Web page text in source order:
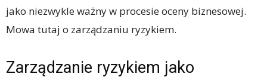
jako niezwykle ważny w procesie oceny biznesowej.
Mowa tutaj o zarządzaniu ryzykiem.
Zarządzanie ryzykiem jako